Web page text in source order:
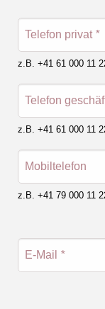
Telefon privat *
z.B. +41 61 000 11
Telefon
z.B. +41 61 000 11
Mobiltelefon
z.B. +41 79 000 11
E-Mail *